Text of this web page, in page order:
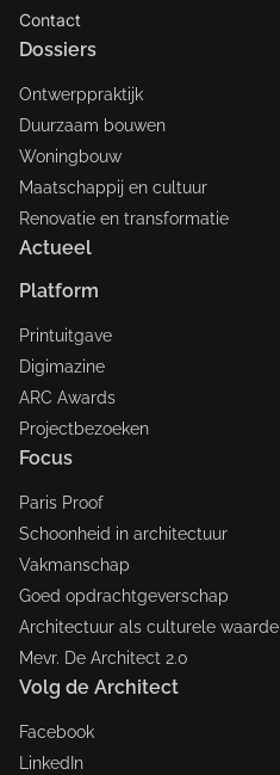
Contact
Dossiers
Ontwerppraktijk
Duurzaam bouwen
Woningbouw
Maatschappij en cultuur
Renovatie en transformatie
Actueel
Platform
Printuitgave
Digimazine
ARC Awards
Projectbezoeken
Focus
Paris Proof
Schoonheid in architectuur
Vakmanschap
Goed opdrachtgeverschap
Architectuur als culturele waarde
Mevr. De Architect 2.0
Volg de Architect
Facebook
LinkedIn